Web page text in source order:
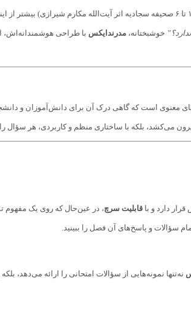
(شرح دعاهای ۱ تا ۶ صحیفه سجادیه اثر آیت‌الله مکارم
خوشبختانه،مدرندایکس با طراحی هوشمندانه‌اش،
معنوی است که گاهی درک آن برای دانش‌آموزان و
می‌کشد، بلکه با ساختاری منظم و کاربردی، هر
دارد و باقابلیت سرچ، در عین‌حال که روی یک مفهوم
سؤالات و پاسخ‌های آن فصل را ببینید.
نه‌تنها نمونه‌هایی از سؤالات امتحانی را ارائه می‌دهد،